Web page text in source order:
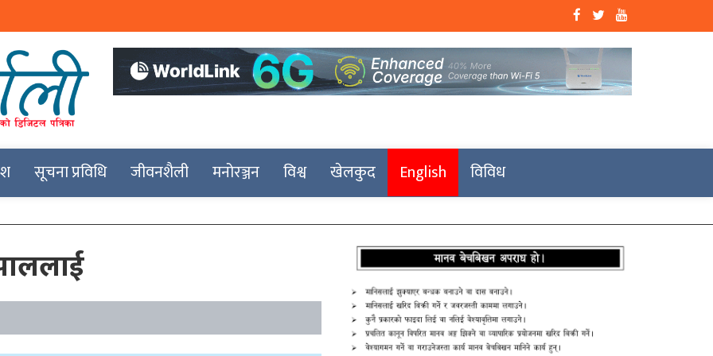
सूचना प्रविधि जीवनशैली मनोरञ्जन विश्व खेलकुद English विविध